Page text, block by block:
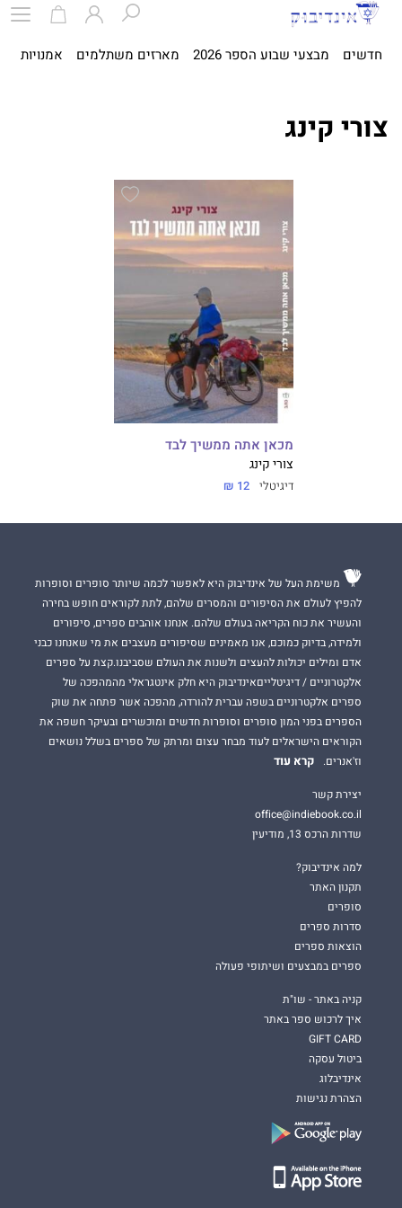
חדשים מבצעי שבוע הספר 2026 מארזים משתלמים אמנויות
צורי קינג
מכאן אתה ממשיך לבד
צורי קינג
דיגיטלי 12 ₪
משימת העל של אינדיבוק היא לאפשר לכמה שיותר סופרים וסופרות
להפיץ לעולם את הסיפורים והמסרים שלהם, לתת לקוראים חופש בחירה
והעשיר את כוח הקריאה בעולם שלהם. אנחנו אוהבים ספרים, סיפורים
ולמידה, בדיוק כמוכם, אנו מאמינים שסיפורים מעצבים את מי שאנחנו כבני
אדם ומילים יכולות להעצים ולשנות את העולם שסביבנו.קצת על ספרים
אלקטרוניים / דיגיטלייםאינדיבוק היא חלק אינטגראלי מהמהפכה של
ספרים אלקטרוניים בשפה עברית להורדה, מהפכה אשר פתחה את שוק
הספרים בפני המון סופרים וסופרות חדשים ומוכשרים ובעיקר חשפה את
הקוראים הישראלים לעוד מבחר עצום ומרתק של ספרים בשלל נושאים
וז'אנרים.
קרא עוד
יצירת קשר
office@indiebook.co.il
שדרות הרכס 13, מודיעין
למה אינדיבוק?
תקנון האתר
סופרים
סדרות ספרים
הוצאות ספרים
ספרים במבצעים ושיתופי פעולה
קניה באתר - שו"ת
איך לרכוש ספר באתר
GIFT CARD
ביטול עסקה
אינדיבלוג
הצהרת נגישות